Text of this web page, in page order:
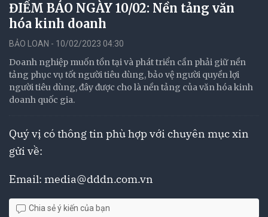
ĐIỂM BÁO NGÀY 10/02: Nền tảng văn
hóa kinh doanh
BẢO LOAN - 10/02/2023 04:30
Doanh nghiệp muốn tồn tại và phát triển cần phải giữ nền
tảng phục vụ tốt người tiêu dùng, bảo vệ người quyền lợi
người tiêu dùng, đây được cho là nền tảng của văn hóa kinh
doanh quốc gia.
Quý vị có thông tin phù hợp với chuyên mục xin
gửi về:
Email: media@dddn.com.vn
Chia sẻ ý kiến của bạn